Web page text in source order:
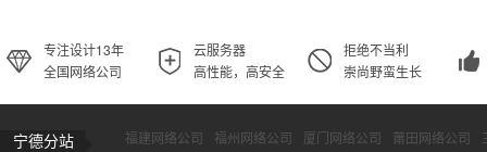
专注设计13年
全国网络公司
云服务器
高性能，高安全
拒绝不当利
崇尚野蛮生长
宁德分站 福建网络公司 福州网络公司 厦门网络公司 莆田网络公司